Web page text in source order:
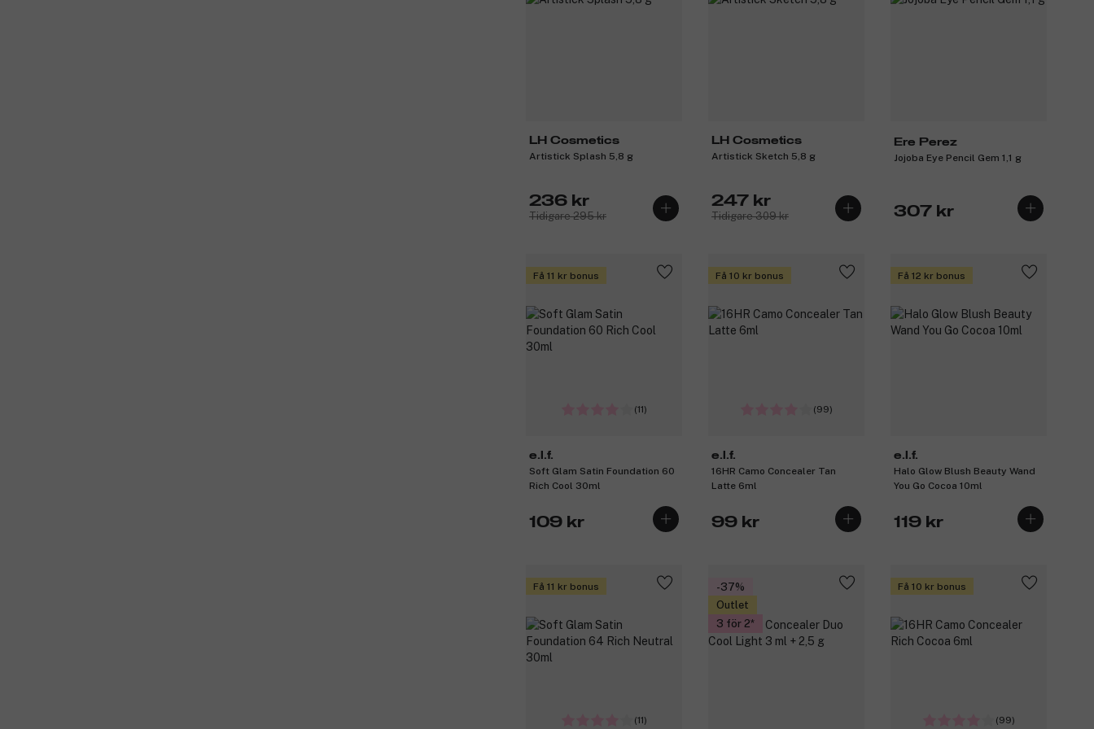
LH Cosmetics
Artistick Splash 5,8 g
236 kr
Tidigare 295 kr
LH Cosmetics
Artistick Sketch 5,8 g
247 kr
Tidigare 309 kr
Ere Perez
Jojoba Eye Pencil Gem 1,1 g
307 kr
Få 11 kr bonus
(11)
e.l.f.
Soft Glam Satin Foundation 60
Rich Cool 30ml
109 kr
Få 10 kr bonus
(99)
e.l.f.
16HR Camo Concealer Tan
Latte 6ml
99 kr
Få 12 kr bonus
e.l.f.
Halo Glow Blush Beauty Wand
You Go Cocoa 10ml
119 kr
Få 11 kr bonus
(11)
-37%
Outlet
3 för 2
Få 10 kr bonus
(99)